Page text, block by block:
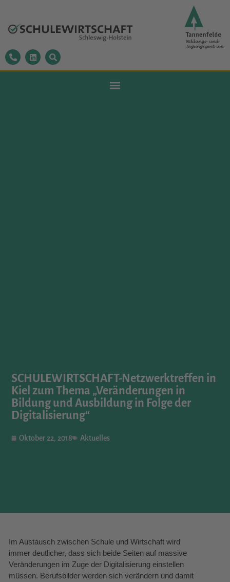
SCHULEWIRTSCHAFT-Netzwerktreffen in
Kiel zum Thema „Veränderungen in
Bildung und Ausbildung in Folge der
Digitalisierung“
Oktober 22, 2018 Aktuelles
Im Austausch zwischen Schule und Wirtschaft wird
immer deutlicher, dass sich beide Seiten auf massive
Veränderungen im Zuge der Digitalisierung einstellen
müssen. Berufsbilder werden sich verändern und damit